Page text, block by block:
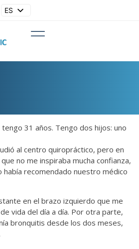
ES
tengo 31 años. Tengo dos hijos: uno
al centro quiropráctico, pero en
no me inspiraba mucha confianza,
había recomendado nuestro médico
en el brazo izquierdo que me
vida del día a día. Por otra parte,
bronquitis desde los dos meses,